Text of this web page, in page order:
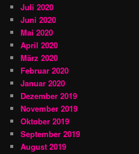
Juli 2020
Juni 2020
Mai 2020
April 2020
März 2020
Februar 2020
Januar 2020
Dezember 2019
November 2019
Oktober 2019
September 2019
August 2019